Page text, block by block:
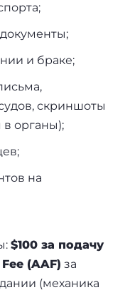
и браке;
скриншоты
органы);
на
$100 за подачу
(AAF) за
(механика